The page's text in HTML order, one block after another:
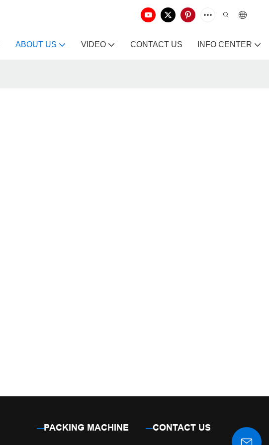
ABOUT US VIDEO CONTACT US INFO CENTER
PACKING MACHINE CONTACT US